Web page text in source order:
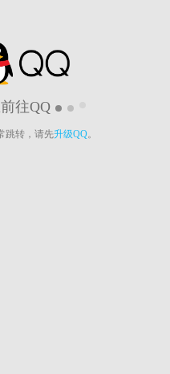
往QQ
跳转，请先升级QQ。